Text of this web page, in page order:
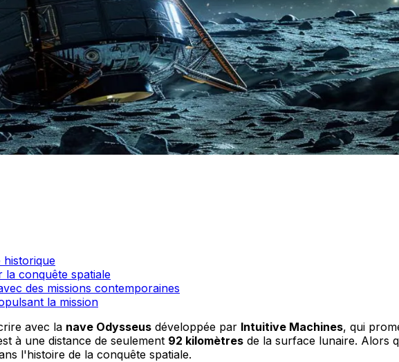
historique
la conquête spatiale
des missions contemporaines
la mission
avec la nave Odysseus développée par Intuitive Machines, qui
à une distance de seulement 92 kilomètres de la surface lunaire. Alors
l'histoire de la conquête spatiale.